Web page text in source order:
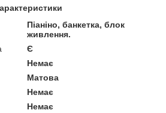
Піаніно, банкетка, блок
живлення.
Є
Немає
Матова
Немає
Немає